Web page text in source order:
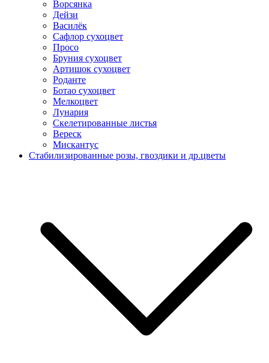
Ворсянка
Дейзи
Василёк
Сафлор сухоцвет
Просо
Бруния сухоцвет
Артишок сухоцвет
Роданте
Ботао сухоцвет
Мелкоцвет
Лунария
Скелетированные листья
Вереск
Мискантус
Стабилизированные розы, гвоздики и др.цветы